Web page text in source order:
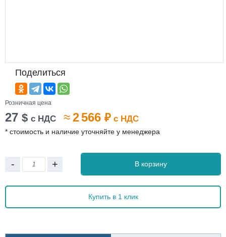
Поделиться
Розничная цена
27 $ с НДС ≈2 566 ₽ с НДС
* стоимость и наличие уточняйте у менеджера
- + В корзину
Купить в 1 клик